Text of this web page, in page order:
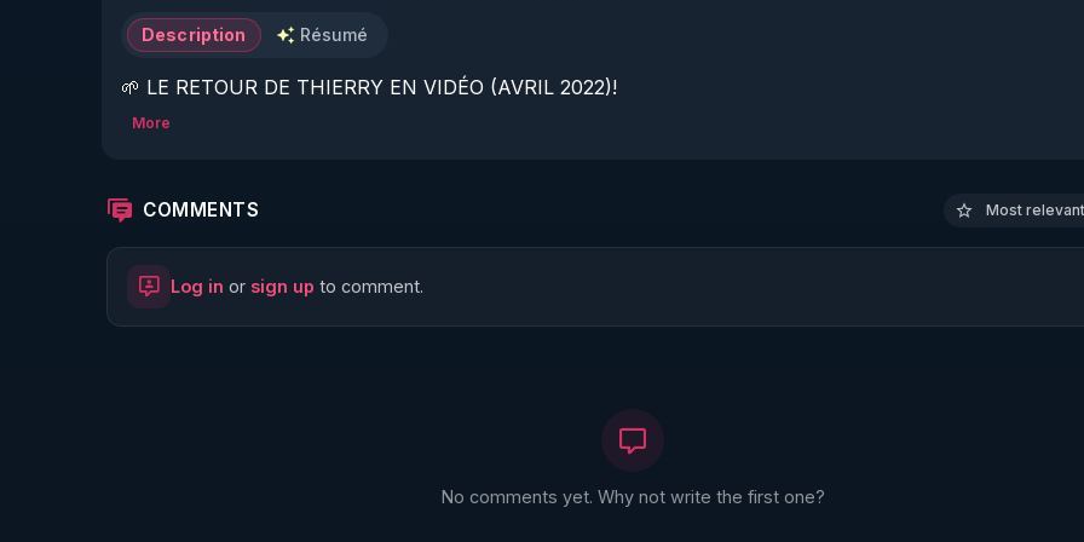
Description Résumé
🌱 LE RETOUR DE THIERRY EN VIDÉO (AVRIL 2022)!
🌱 LE MAGAZINE RÉGÉNÈRE
http://rgnr.li/ymag
More
COMMENTS Most
Log in or sign up to comment.
No comments yet. Why not write the first one?